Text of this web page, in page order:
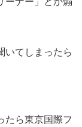
いてしまったら
たら東京国際フ